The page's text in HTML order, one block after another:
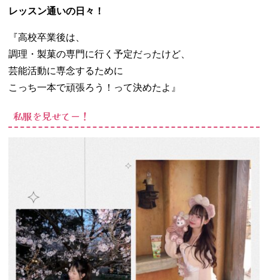
レッスン通いの日々！
『高校卒業後は、
調理・製菓の専門に行く予定だったけど、
芸能活動に専念するために
こっち一本で頑張ろう！って決めたよ』
私服を見せてー！